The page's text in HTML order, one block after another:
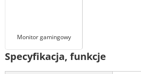
Monitor gamingowy
Specyfikacja, funkcje